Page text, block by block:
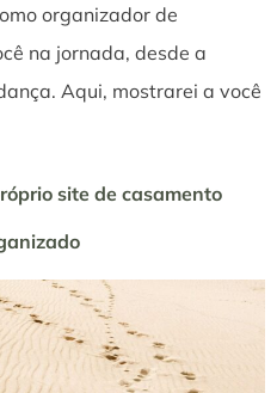
organizador de
na jornada, desde a
Aqui, mostrarei a você
site de casamento